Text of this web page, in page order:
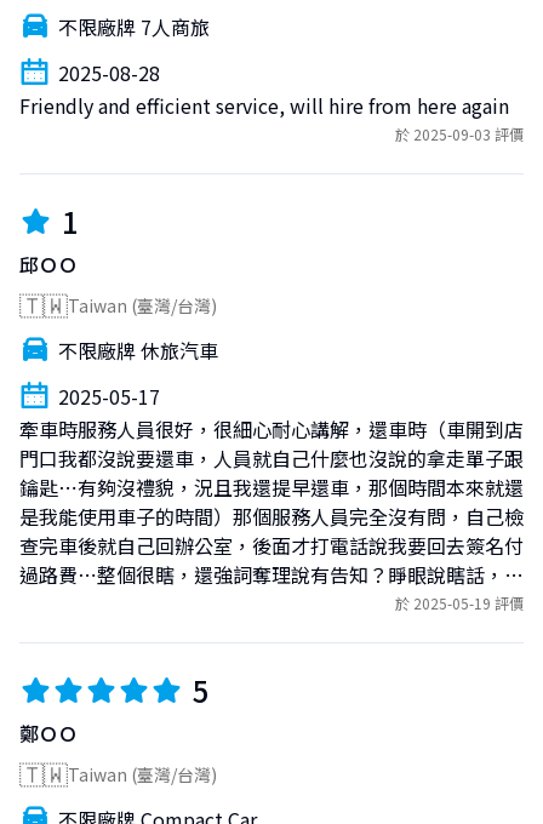
不限廠牌 7人商旅
2025-08-28
Friendly and efficient service, will hire from here again
於 2025-09-03 評價
1
邱ＯＯ
🇹🇼Taiwan (臺灣/台灣)
不限廠牌 休旅汽車
2025-05-17
牽車時服務人員很好，很細心耐心講解，還車時（車開到店
門口我都沒說要還車，人員就自己什麼也沒說的拿走單子跟
鑰匙⋯有夠沒禮貌，況且我還提早還車，那個時間本來就還
是我能使用車子的時間）那個服務人員完全沒有問，自己檢
查完車後就自己回辦公室，後面才打電話說我要回去簽名付
過路費⋯整個很瞎，還強詞奪理說有告知？睜眼說瞎話，且
完全不尊重，我還提早四個小時還車被這樣對待，真的很差
於 2025-05-19 評價
5
鄭ＯＯ
🇹🇼Taiwan (臺灣/台灣)